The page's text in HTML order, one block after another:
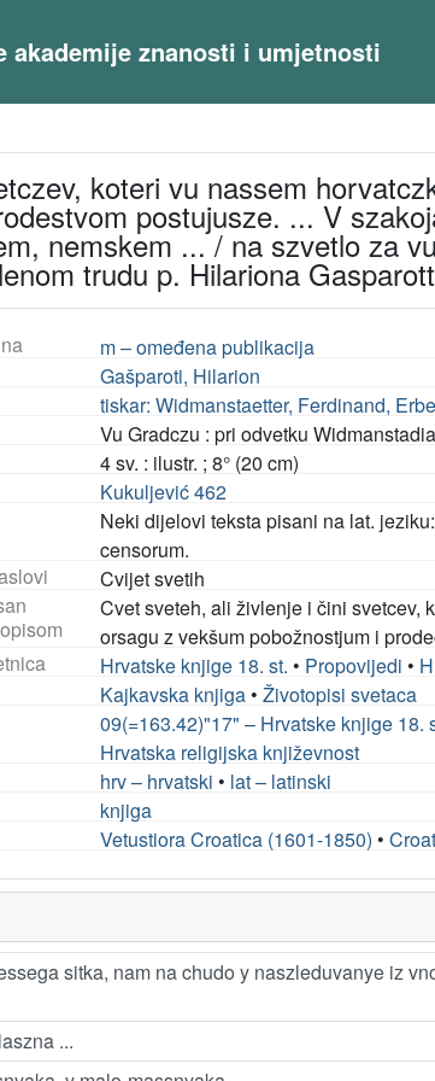
akademije znanosti i umjetnosti
koteri vu nassem
postujusze. ... V
nemskem ... / na szvetlo za
trudu p. Hilariona
m – omeđena publikacija
Gašparoti, Hilarion
tiskar: Widmanstaetter, Ferdinand,
Vu Gradczu : pri odvetku
4 sv. : ilustr. ; 8° (20 cm)
Kukuljević 462
Neki dijelovi teksta pisani na lat.
censorum.
Cvijet svetih
Cvet sveteh, ali živlenje i čini svetcev,
orsagu z vekšum pobožnostjum i
Hrvatske knjige 18. st. • Propovijedi •
Kajkavska knjiga •Životopisi svetaca
09(=163.42)"17" – Hrvatske knjige 18.
Hrvatska religijska književnost
hrv – hrvatski • lat – latinski
knjiga
Vetustiora Croatica (1601-1850) •
sitka, nam na chudo y naszleduvanye iz
...